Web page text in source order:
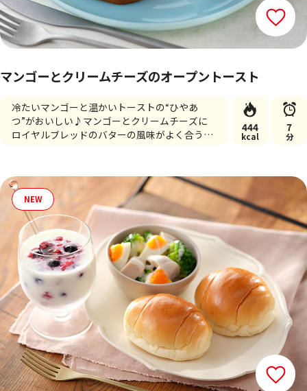
マンゴーとクリームチーズのオープントースト
冷たいマンゴーと温かいトーストの“ひやあ
つ”がおいしい♪マンゴーとクリームチーズに
ロイヤルブレッドのバターの風味がよく合うス
444
kcal
7
分